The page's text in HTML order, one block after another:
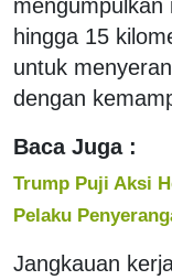
hingga 15
untuk
dengan
Baca Juga :
Trump Puji Aksi
Pelaku
Jangkauan